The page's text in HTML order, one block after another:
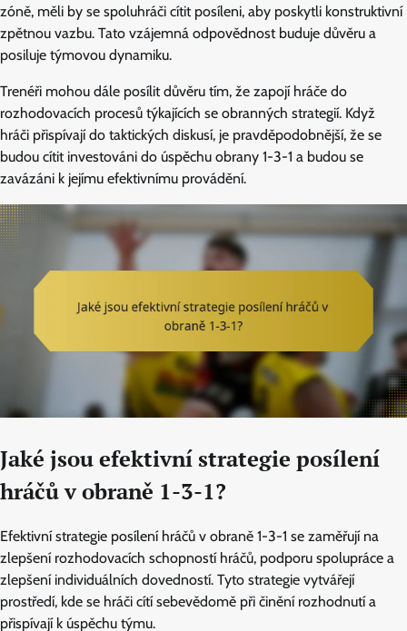
zóně, měli by se spoluhráči cítit posíleni, aby poskytli konstruktivní
zpětnou vazbu. Tato vzájemná odpovědnost buduje důvěru a
posiluje týmovou dynamiku.
Trenéři mohou dále posílit důvěru tím, že zapojí hráče do
rozhodovacích procesů týkajících se obranných strategií. Když
hráči přispívají do taktických diskusí, je pravděpodobnější, že se
budou cítit investováni do úspěchu obrany 1-3-1 a budou se
zavázáni k jejímu efektivnímu provádění.
Jaké jsou efektivní strategie posílení
hráčů v obraně 1-3-1?
Efektivní strategie posílení hráčů v obraně 1-3-1 se zaměřují na
zlepšení rozhodovacích schopností hráčů, podporu spolupráce a
zlepšení individuálních dovedností. Tyto strategie vytvářejí
prostředí, kde se hráči cítí sebevědomě při činění rozhodnutí a
přispívají k úspěchu týmu.